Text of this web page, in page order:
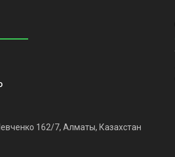
162/7, Алматы, Казахстан